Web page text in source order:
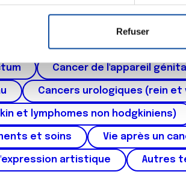
ou retirer votre consentement à tout
de publicité et d'analyse, qui peuvent
ont collectées lors de votre utilisation de
Refuser
et des voies respiratoires
Cancer de l'appareil
Cancers urologiques (rein et
et lymphomes non hodgkiniens)
et soins Vie après un
artistique Autres